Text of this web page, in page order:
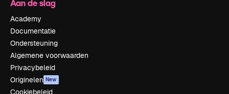
Aan de slag
Academy
Documentatie
Ondersteuning
Algemene voorwaarden
Privacybeleid
Originelen New
Cookiebeleid